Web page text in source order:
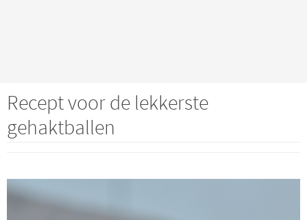
Recept voor de lekkerste
gehaktballen